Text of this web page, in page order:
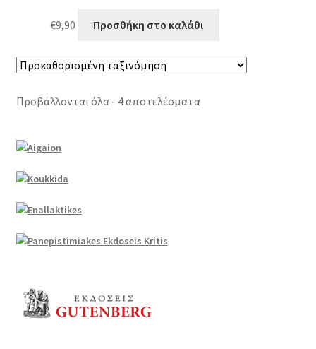
€9,90 Προσθήκη στο καλάθι
Προβάλλονται όλα - 4 αποτελέσματα